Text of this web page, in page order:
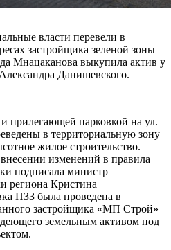
власти перевели в
застройщика зеленой зоны
Мнацаканова выкупила актив у
Данишевского.
прилегающей парковкой на ул.
в территориальную зону
жилое строительство.
изменений в правила
подписала министр
региона Кристина
ПЗЗ была проведена в
застройщика «МП Строй»
земельным активом под